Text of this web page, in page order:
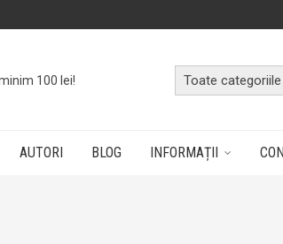
100 lei!
AUTORI BLOG INFORMAȚII